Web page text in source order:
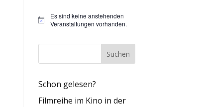
Hinweis
Es sind keine anstehenden
Veranstaltungen vorhanden.
Schon gelesen?
Filmreihe im Kino in der